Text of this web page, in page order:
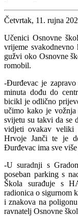
Četvrtak, 11. rujna
Učenici Osnovne
vrijeme
gužvi oko Osnovne
romobil.
-Đurđevac je
minuta dođu do
bicikl je odlično
učimo kako je
svijetu su takvi da se
vidjeti ovakav veliki
Hrvoje Janči te je
Đurđevac ima sve
-U suradnji s
poseban parking s
Škola surađuje s
radionica o sigurnom
i znakova na
ravnatelj Osnovne